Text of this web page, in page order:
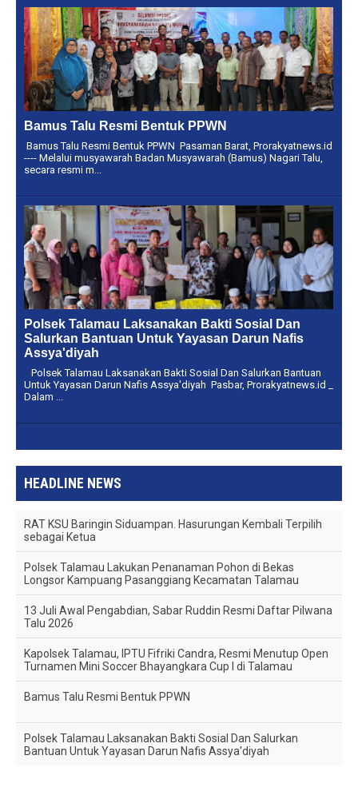
Bamus Talu Resmi Bentuk PPWN
Bamus Talu Resmi Bentuk PPWN Pasaman Barat, Prorakyatnews.id
---- Melalui musyawarah Badan Musyawarah (Bamus) Nagari Talu,
secara resmi m...
Polsek Talamau Laksanakan Bakti Sosial Dan
Salurkan Bantuan Untuk Yayasan Darun Nafis
Assya'diyah
Polsek Talamau Laksanakan Bakti Sosial Dan Salurkan Bantuan
Untuk Yayasan Darun Nafis Assya'diyah Pasbar, Prorakyatnews.id _
Dalam ...
HEADLINE NEWS
RAT KSU Baringin Siduampan. Hasurungan Kembali Terpilih
sebagai Ketua
Polsek Talamau Lakukan Penanaman Pohon di Bekas
Longsor Kampuang Pasanggiang Kecamatan Talamau
13 Juli Awal Pengabdian, Sabar Ruddin Resmi Daftar Pilwana
Talu 2026
Kapolsek Talamau, IPTU Fifriki Candra, Resmi Menutup Open
Turnamen Mini Soccer Bhayangkara Cup I di Talamau
Bamus Talu Resmi Bentuk PPWN
Polsek Talamau Laksanakan Bakti Sosial Dan Salurkan
Bantuan Untuk Yayasan Darun Nafis Assya'diyah